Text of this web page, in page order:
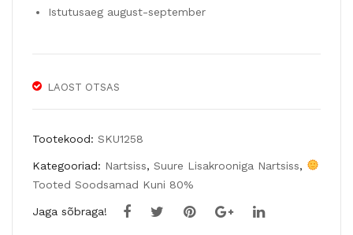
SP
I
Istutusaeg august-september
LAOST OTSAS
Tootekood: SKU1258
Kategooriad: Nartsiss, Suure Lisakrooniga Nartsiss,
Tooted Soodsamad Kuni 80%
Jaga sõbraga!